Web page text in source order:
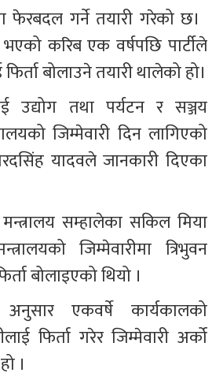
फेरबदल गर्ने तयारी गरेको छ।
करिब एक वर्षपछि पार्टीले
बोलाउने तयारी थालेको हो।
उद्योग तथा पर्यटन र सञ्जय
जिम्मेवारी दिन लागिएको
शरदसिंह यादवले जानकारी दिएका
सम्हालेका सकिल मिया
जिम्मेवारीमा त्रिभुवन
बोलाइएको थियो ।
अनुसार एकवर्षे कार्यकालको
फिर्ता गरेर जिम्मेवारी अर्को
।